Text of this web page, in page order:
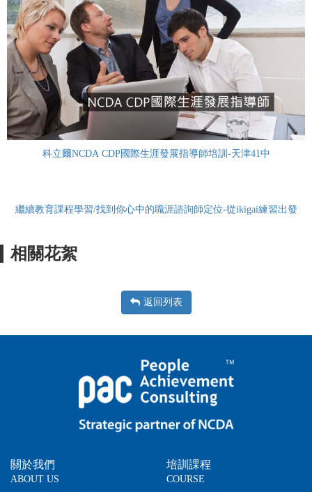
科立爾NCDA CDP國際生涯發展指導師培訓-天津41中
繼續教育課程學習/找到你心中的職涯諮詢師定位-從ikigai練習出發
相關花絮
返回列表
關於我們
ABOUT US
培訓課程
COURSE